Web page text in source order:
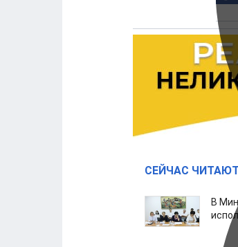
СЕЙЧАС ЧИТАЮТ
В